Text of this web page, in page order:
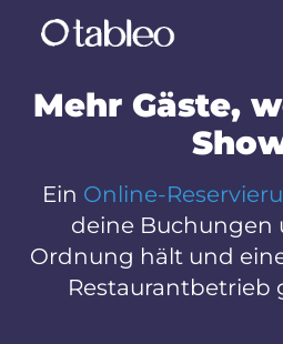
Mehr Gäste,
Ein Online-
deine Buchungen
Ordnung hält und
Restaurantbetrieb